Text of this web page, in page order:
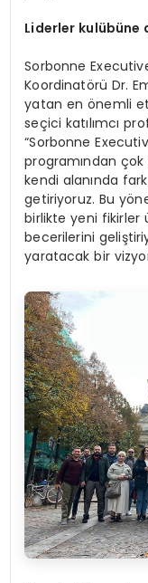
Liderler kulübüne
Sorbonne
Koordinatörü Dr.
yatan en önemli
seçici katılımcı
“Sorbonne
programından çok
kendi alanında
getiriyoruz. Bu
birlikte yeni fikirler
becerilerini
yaratacak bir